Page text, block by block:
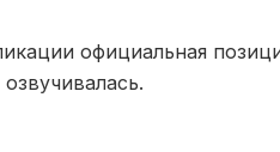
официальная